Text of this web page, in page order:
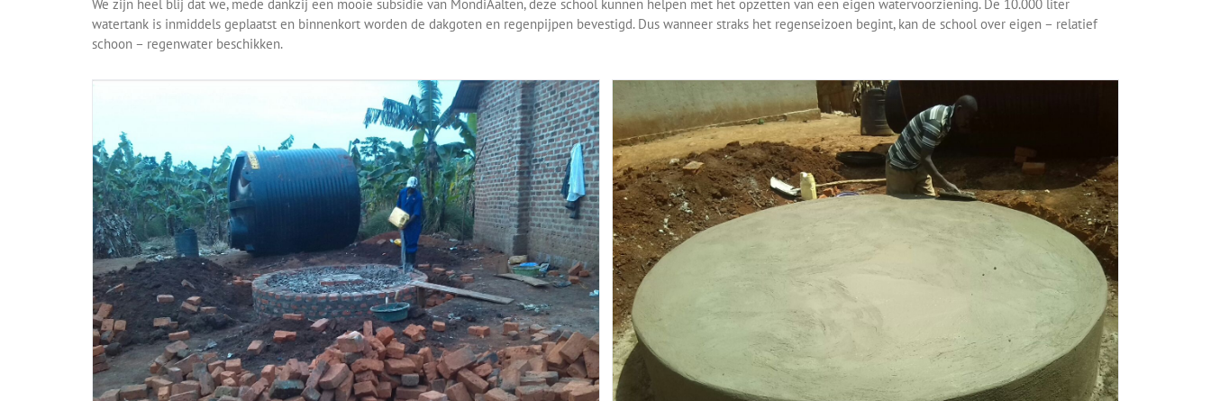
We zijn heel blij dat we, mede dankzij een mooie subsidie van MondiAalten, deze school kunnen helpen met het opzetten van een eigen watervoorziening. De 10.000 liter
watertank is inmiddels geplaatst en binnenkort worden de dakgoten en regenpijpen bevestigd. Dus wanneer straks het regenseizoen begint, kan de school over eigen – relatief
schoon – regenwater beschikken.